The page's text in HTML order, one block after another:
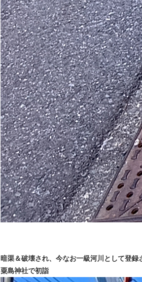
暗渠＆破壊され、今なお一級河川として登録
粟島神社で初詣